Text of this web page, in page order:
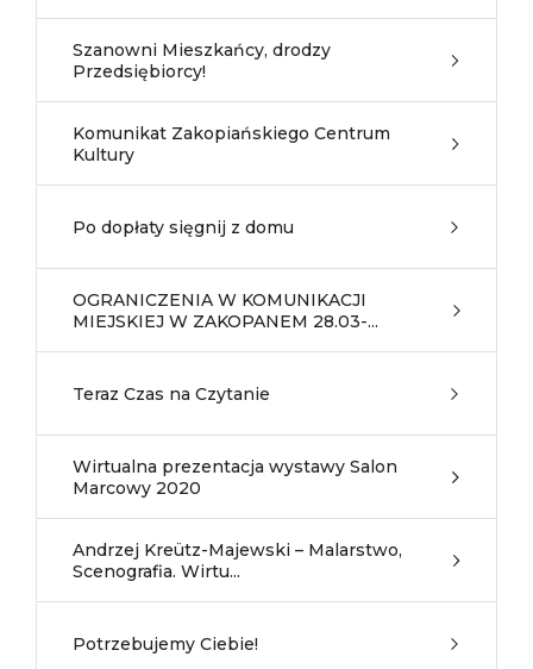
Szanowni Mieszkańcy, drodzy
Przedsiębiorcy!
Komunikat Zakopiańskiego Centrum
Kultury
Po dopłaty sięgnij z domu
OGRANICZENIA W KOMUNIKACJI
MIEJSKIEJ W ZAKOPANEM 28.03-...
Teraz Czas na Czytanie
Wirtualna prezentacja wystawy Salon
Marcowy 2020
Andrzej Kreütz-Majewski – Malarstwo,
Scenografia. Wirtu...
Potrzebujemy Ciebie!